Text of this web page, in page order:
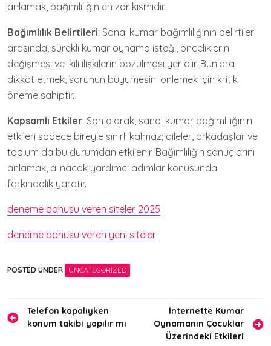
anlamak, bağımlılığın en zor kısmıdır.
Bağımlılık Belirtileri: Sanal kumar bağımlılığının belirtileri
arasında, sürekli kumar oynama isteği, önceliklerin
değişmesi ve ikili ilişkilerin bozulması yer alır. Bunlara
dikkat etmek, sorunun büyümesini önlemek için kritik
öneme sahiptir.
Kapsamlı Etkiler: Son olarak, sanal kumar bağımlılığının
etkileri sadece bireyle sınırlı kalmaz; aileler, arkadaşlar ve
toplum da bu durumdan etkilenir. Bağımlılığın sonuçlarını
anlamak, alınacak yardımcı adımlar konusunda
farkındalık yaratır.
deneme bonusu veren siteler 2025
deneme bonusu veren yeni siteler
POSTED UNDER UNCATEGORIZED
Yazı
gezinmesi
Telefon kapalıyken
konum takibi yapılır mı
İnternette Kumar
Oynamanın Çocuklar
Üzerindeki Etkileri